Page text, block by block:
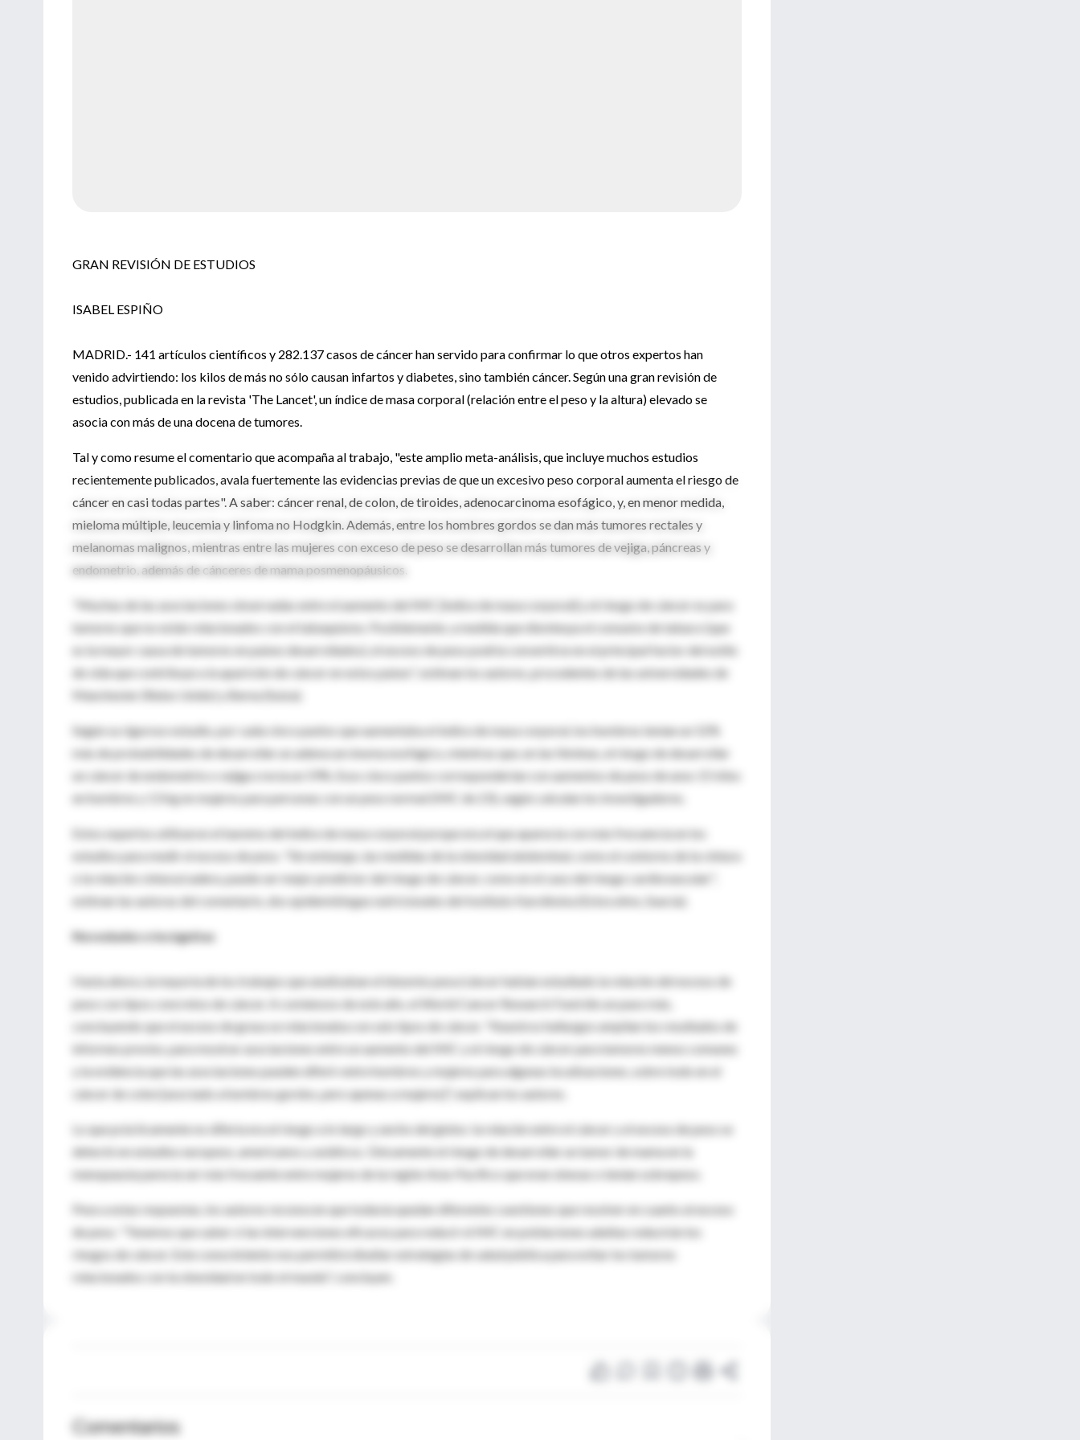
GRAN REVISIÓN DE ESTUDIOS
ISABEL ESPIÑO
MADRID.- 141 artículos científicos y 282.137 casos de cáncer han servido para confirmar lo que otros expertos han
venido advirtiendo: los kilos de más no sólo causan infartos y diabetes, sino también cáncer. Según una gran revisión de
estudios, publicada en la revista 'The Lancet', un índice de masa corporal (relación entre el peso y la altura) elevado se
asocia con más de una docena de tumores.
Tal y como resume el comentario que acompaña al trabajo, "este amplio meta-análisis, que incluye muchos estudios
recientemente publicados, avala fuertemente las evidencias previas de que un excesivo peso corporal aumenta el riesgo de
cáncer en casi todas partes". A saber: cáncer renal, de colon, de tiroides, adenocarcinoma esofágico, y, en menor medida,
mieloma múltiple, leucemia y linfoma no Hodgkin. Además, entre los hombres gordos se dan más tumores rectales y
melanomas malignos, mientras entre las mujeres con exceso de peso se desarrollan más tumores de vejiga, páncreas y
endometrio, además de cánceres de mama posmenopáusicos.
"Muchas de las asociaciones observadas entre el aumento del IMC [índice de masa corporal] y el riesgo de cáncer es para
tumores que no están relacionados con el tabaquismo. Posiblemente, a medida que disminuya el consumo de tabaco (que
es la mayor causa de tumores en países desarrollados), el exceso de peso podría convertirse en el principal factor del estilo
de vida que contribuye a la aparición de cáncer en estos países", estiman los autores, procedentes de las universidades de
Manchester (Reino Unido) y Berna (Suiza).
Según su riguroso estudio, por cada cinco puntos que aumentaba el índice de masa corporal, los hombres tenían un 52%
más de probabilidades de desarrollar un adenocarcinoma esofágico, mientras que, en las féminas, el riesgo de desarrollar
un cáncer de endometrio o vejiga crecía un 59%. Esos cinco puntos corresponderían con aumentos de peso de unos 15 kilos
en hombres y 13 kg en mujeres para personas con un peso normal (IMC de 23), según calculan los investigadores.
Estos expertos utilizaron el baremo del índice de masa corporal porque era el que aparecía con más frecuencia en los
estudios para medir el exceso de peso. "Sin embargo, las medidas de la obesidad abdominal, como el contorno de la cintura
o la relación cintura/cadera, puede ser mejor predictor del riesgo de cáncer, como en el caso del riesgo cardiovascular",
estiman las autoras del comentario, dos epidemiólogas nutricionales del Instituto Karolinska (Estocolmo, Suecia).
Novedades e incógnitas
Hasta ahora, la mayoría de los trabajos que analizaban el binomio peso/cáncer habían estudiado la relación del exceso de
peso con tipos concretos de cáncer. A comienzos de este año, el World Cancer Research Fund dio un paso más,
concluyendo que el exceso de grasa se relacionaba con seis tipos de cáncer. "Nuestros hallazgos amplían los resultados de
informes previos, para mostrar asociaciones entre un aumento del IMC y el riesgo de cáncer para tumores menos comunes
y la evidencia que las asociaciones pueden diferir entre hombres y mujeres para algunas localizaciones, sobre todo en el
cáncer de colon [asociado a hombres gordos, pero apenas a mujeres]", explican los autores.
Lo que prácticamente no difería era el riesgo a lo largo y ancho del globo: la relación entre el cáncer y el exceso de peso se
detectó en estudios europeos, americanos y asiáticos. Únicamente el riesgo de desarrollar un tumor de mama en la
menopausia parecía ser más frecuente entre mujeres de la región Asia-Pacífico que eran obesas o tenían sobrepeso.
Pese a estas respuestas, los autores reconocen que todavía quedan diferentes cuestiones que resolver en cuanto al exceso
de peso. "Tenemos que saber si las intervenciones eficaces para reducir el IMC en poblaciones adultas reducirán los
riesgos de cáncer. Este conocimiento nos permitirá diseñar estrategias de salud pública para evitar los tumores
relacionados con la obesidad en todo el mundo", concluyen.
Comentarios